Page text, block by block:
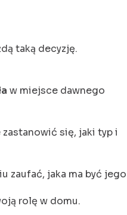
taką decyzję.
w miejsce dawnego
się, jaki typ i
zaufać, jaka ma być jego
rolę w domu.